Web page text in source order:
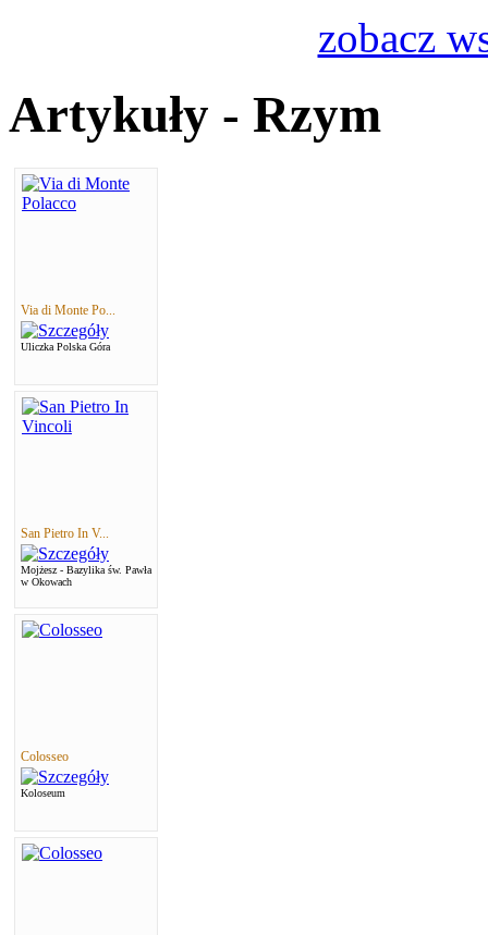
zobacz
Artykuły - Rzym
Via di Monte Po...
Uliczka Polska Góra
San Pietro In V...
Mojżesz - Bazylika św. Pawła
w Okowach
Colosseo
Koloseum